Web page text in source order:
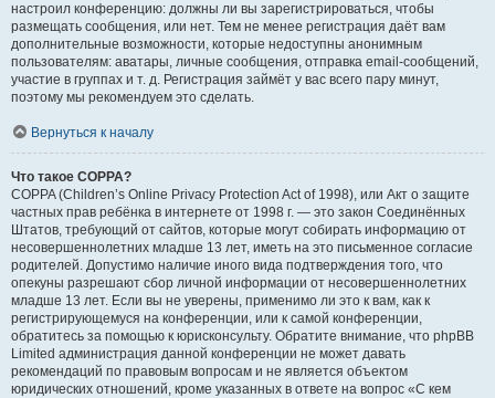
настроил конференцию: должны ли вы зарегистрироваться, чтобы
размещать сообщения, или нет. Тем не менее регистрация даёт вам
дополнительные возможности, которые недоступны анонимным
пользователям: аватары, личные сообщения, отправка email-сообщений,
участие в группах и т. д. Регистрация займёт у вас всего пару минут,
поэтому мы рекомендуем это сделать.
Вернуться к началу
Что такое COPPA?
COPPA (Children’s Online Privacy Protection Act of 1998), или Акт о защите
частных прав ребёнка в интернете от 1998 г. — это закон Соединённых
Штатов, требующий от сайтов, которые могут собирать информацию от
несовершеннолетних младше 13 лет, иметь на это письменное согласие
родителей. Допустимо наличие иного вида подтверждения того, что
опекуны разрешают сбор личной информации от несовершеннолетних
младше 13 лет. Если вы не уверены, применимо ли это к вам, как к
регистрирующемуся на конференции, или к самой конференции,
обратитесь за помощью к юрисконсульту. Обратите внимание, что phpBB
Limited администрация данной конференции не может давать
рекомендаций по правовым вопросам и не является объектом
юридических отношений, кроме указанных в ответе на вопрос «С кем